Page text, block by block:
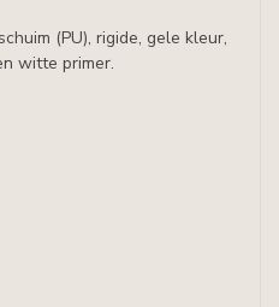
(PU), rigide, gele kleur,
witte primer.